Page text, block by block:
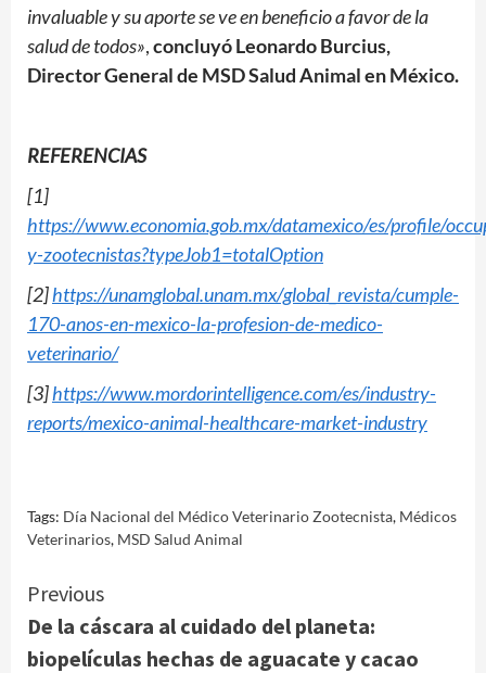
invaluable y su aporte se ve en beneficio a favor de la
salud de todos»,concluyó Leonardo Burcius,
Director General de MSD Salud Animal en México.
REFERENCIAS
[1]
https://www.economia.gob.mx/datamexico/es/profile/
y-zootecnistas?typeJob1=totalOption
[2]https://unamglobal.unam.mx/global_revista/cumple-
170-anos-en-mexico-la-profesion-de-medico-
veterinario/
[3]https://www.mordorintelligence.com/es/industry-
reports/mexico-animal-healthcare-market-industry
Tags: Día Nacional del Médico Veterinario Zootecnista, Médicos
Veterinarios, MSD Salud Animal
Continue
Reading
Previous
De la cáscara al cuidado del planeta:
biopelículas hechas de aguacate y cacao